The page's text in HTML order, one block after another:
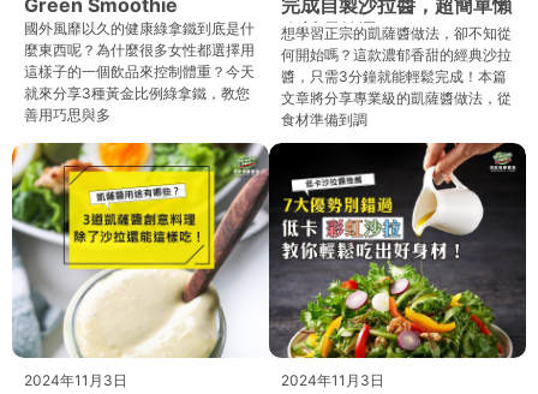
國外風靡以久的健康綠拿鐵到底是什
麼東西呢？為什麼很多女性都選擇用
這樣子的一個飲品來控制體重？今天
就來分享3種黃金比例綠拿鐵，教您
善用巧思與多
人料理首選！
想學習正宗的凱薩醬做法，卻不知從
何開始嗎？這款濃郁香甜的經典沙拉
醬，只需3分鐘就能輕鬆完成！本篇
文章將分享專業級的凱薩醬做法，從
食材準備到調
2024年11月3日 2024年11月3日